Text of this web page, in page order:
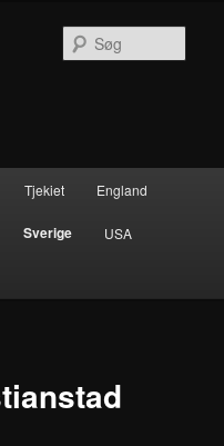
Tjekiet England
Sverige USA